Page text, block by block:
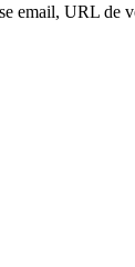
email, URL de